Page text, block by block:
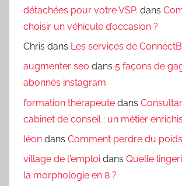
détachées pour votre VSP. dans
choisir un véhicule d’occasion ?
Chris dans Les services de
augmenter seo dans 5 façons de
abonnés instagram
formation thérapeute dans
cabinet de conseil : un métier
léon dans Comment perdre du
village de l'emploi dans Quelle
la morphologie en 8 ?